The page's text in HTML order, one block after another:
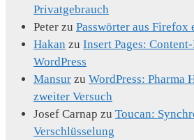
Privatgebrauch
Peter zu Passwörter aus
Hakan zu Insert Pages:
WordPress
Mansur zu WordPress: Pharma
zweiter Versuch
Josef Carnap zu Toucan:
Verschlüsselung